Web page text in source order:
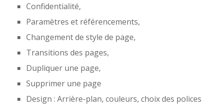
Confidentialité,
Paramètres et référencements,
Changement de style de page,
Transitions des pages,
Dupliquer une page,
Supprimer une page
Design : Arrière-plan, couleurs, choix des polices